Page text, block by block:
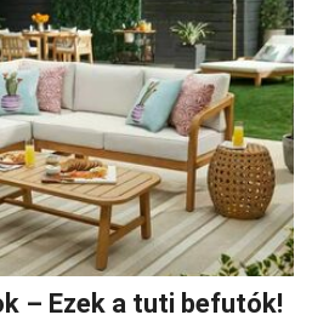
– Ezek a tuti befutók!